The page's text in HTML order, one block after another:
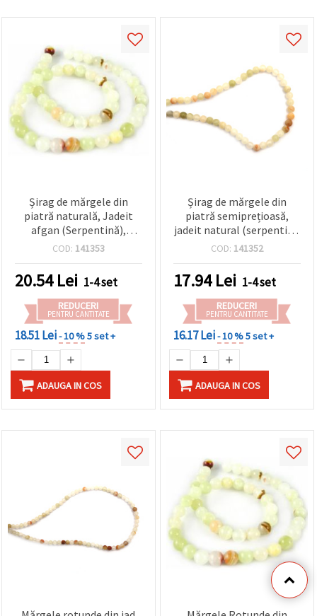
Șirag de mărgele din
piatră naturală, Jadeit
afgan (Serpentină),
rotunde, 8 mm ~ 46 buc
COD: 141353
20.54Lei 1-4 set
REDUCERI
PENTRU CANTITATE
18.51 Lei- 10 %5 set +
ADAUGA IN COS
Șirag de mărgele din
piatră semiprețioasă,
jadeit natural (serpentină
din Afganistan), rotunde,
COD: 141352
17.94Lei 1-4 set
REDUCERI
PENTRU CANTITATE
16.17 Lei- 10 %5 set +
ADAUGA IN COS